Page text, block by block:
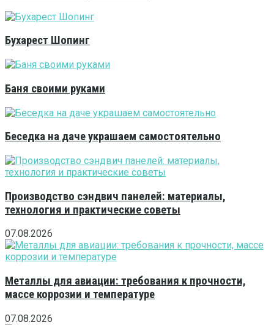
Бухарест Шопинг
Баня своими руками
Беседка на даче украшаем самостоятельно
Производство сэндвич панелей: материалы,
технология и практические советы
07.08.2026
Металлы для авиации: требования к прочности,
массе коррозии и температуре
07.08.2026